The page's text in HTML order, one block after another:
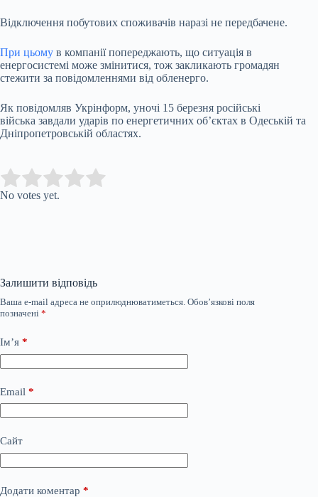
Відключення побутових споживачів наразі не передбачене.
При цьому в компанії попереджають, що ситуація в
енергосистемі може змінитися, тож закликають громадян
стежити за повідомленнями від обленерго.
Як повідомляв Укрінформ, уночі 15 березня російські
війська завдали ударів по енергетичних об’єктах в Одеській та
Дніпропетровській областях.
Rate this item:
No votes yet.
Залишити відповідь
Ваша e-mail адреса не оприлюднюватиметься. Обов’язкові поля
позначені *
Ім’я *
Email *
Сайт
Додати коментар *